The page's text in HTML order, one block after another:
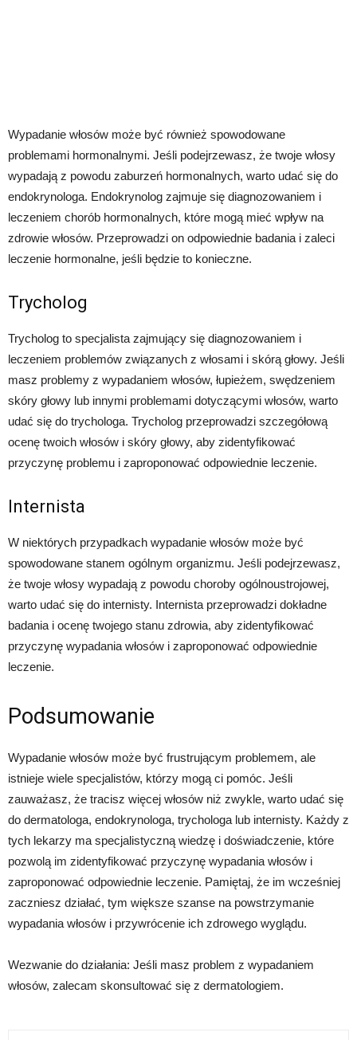
Wypadanie włosów może być również spowodowane
problemami hormonalnymi. Jeśli podejrzewasz, że twoje włosy
wypadają z powodu zaburzeń hormonalnych, warto udać się do
endokrynologa. Endokrynolog zajmuje się diagnozowaniem i
leczeniem chorób hormonalnych, które mogą mieć wpływ na
zdrowie włosów. Przeprowadzi on odpowiednie badania i zaleci
leczenie hormonalne, jeśli będzie to konieczne.
Trycholog
Trycholog to specjalista zajmujący się diagnozowaniem i
leczeniem problemów związanych z włosami i skórą głowy. Jeśli
masz problemy z wypadaniem włosów, łupieżem, swędzeniem
skóry głowy lub innymi problemami dotyczącymi włosów, warto
udać się do trychologa. Trycholog przeprowadzi szczegółową
ocenę twoich włosów i skóry głowy, aby zidentyfikować
przyczynę problemu i zaproponować odpowiednie leczenie.
Internista
W niektórych przypadkach wypadanie włosów może być
spowodowane stanem ogólnym organizmu. Jeśli podejrzewasz,
że twoje włosy wypadają z powodu choroby ogólnoustrojowej,
warto udać się do internisty. Internista przeprowadzi dokładne
badania i ocenę twojego stanu zdrowia, aby zidentyfikować
przyczynę wypadania włosów i zaproponować odpowiednie
leczenie.
Podsumowanie
Wypadanie włosów może być frustrującym problemem, ale
istnieje wiele specjalistów, którzy mogą ci pomóc. Jeśli
zauważasz, że tracisz więcej włosów niż zwykle, warto udać się
do dermatologa, endokrynologa, trychologa lub internisty. Każdy z
tych lekarzy ma specjalistyczną wiedzę i doświadczenie, które
pozwolą im zidentyfikować przyczynę wypadania włosów i
zaproponować odpowiednie leczenie. Pamiętaj, że im wcześniej
zaczniesz działać, tym większe szanse na powstrzymanie
wypadania włosów i przywrócenie ich zdrowego wyglądu.
Wezwanie do działania: Jeśli masz problem z wypadaniem
włosów, zalecam skonsultować się z dermatologiem.